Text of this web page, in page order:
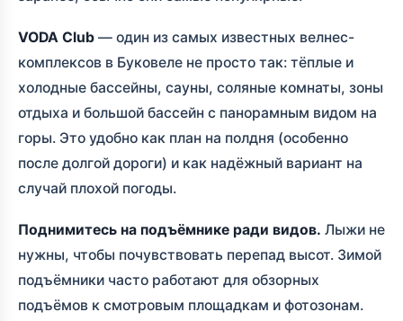
VODA Club — один из самых известных велнес-
комплексов в Буковеле не просто так: тёплые и
холодные бассейны, сауны, соляные комнаты, зоны
отдыха и большой бассейн с панорамным видом на
горы. Это удобно как план на полдня (особенно
после долгой дороги) и как надёжный вариант на
случай плохой погоды.
Поднимитесь на подъёмнике ради видов. Лыжи не
нужны, чтобы почувствовать перепад высот. Зимой
подъёмники часто работают для обзорных
подъёмов к смотровым площадкам и фотозонам.